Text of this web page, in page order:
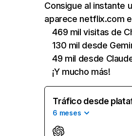
Consigue al instante
aparece netflix.com
469 mil visitas de
130 mil desde
49 mil desde
¡Y mucho más!
Tráfico desde
6 meses